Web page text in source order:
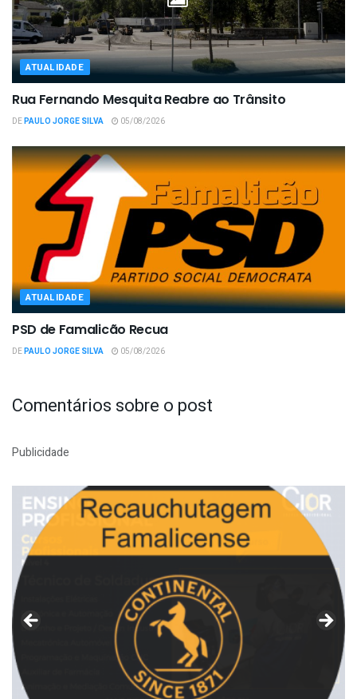
ATUALIDADE
Rua Fernando Mesquita Reabre ao Trânsito
DEPAULO JORGE SILVA 05/08/2026
ATUALIDADE
PSD de Famalicão Recua
DEPAULO JORGE SILVA 05/08/2026
Comentários sobre o post
Publicidade